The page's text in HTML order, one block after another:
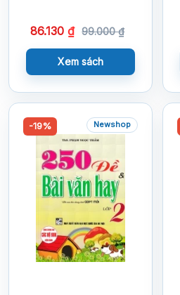
86.130₫ 99.000₫
Xem sách
-19% Newshop